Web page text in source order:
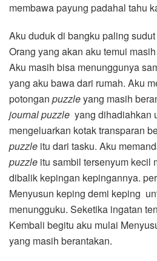
membawa payung padahal tahu
Aku duduk di bangku paling
Orang yang akan aku temui
Aku masih bisa menunggunya
yang aku bawa dari rumah. Aku
potongan puzzleyang masih
journal puzzle yang dihadiahkan
mengeluarkan kotak transparan
puzzle itu dari tasku. Aku
puzzle itu sambil tersenyum kecil
dibalik kepingan kepingannya.
Menyusun keping demi keping
menungguku. Seketika ingatan
Kembali begitu aku mulai
yang masih berantakan.